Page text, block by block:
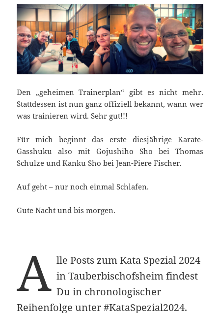
Den „geheimen Trainerplan“ gibt es nicht mehr.
Stattdessen ist nun ganz offiziell bekannt, wann wer
was trainieren wird. Sehr gut!!!
Für mich beginnt das erste diesjährige Karate-
Gasshuku also mit Gojushiho Sho bei Thomas
Schulze und Kanku Sho bei Jean-Piere Fischer.
Auf geht – nur noch einmal Schlafen.
Gute Nacht und bis morgen.
A lle Posts zum Kata Spezial 2024
in Tauberbischofsheim findest
Du in chronologischer
Reihenfolge unter#KataSpezial2024.